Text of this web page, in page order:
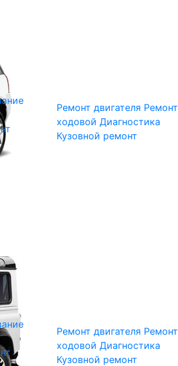
Ремонт двигателя Ремонт
ходовой Диагностика
Кузовной ремонт
Ремонт двигателя Ремонт
ходовой Диагностика
Кузовной ремонт